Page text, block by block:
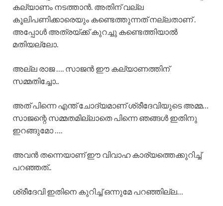
കല്യാണം നടത്താൻ. അതിന് വല്ല
കൂലിപണിക്കാരെയും കണ്ടെത്തുന്നത് നല്ലതാണ് .
അപ്പോൾ അത്രയ്ക്ക് കുറച്ചു കണ്ടെത്തിയാൽ
മതിയല്ലോ.
അല്ല രാജ …. സാജൻ ഈ കല്യാണത്തിന്
സമ്മതിച്ചോ..
അത് പിന്നെ എന്ത് ചോദ്യമാണ് ശ്രീദേവിയുടെ അമ്മ…
സാജന്റെ സമ്മതമില്ലാതെ പിന്നെ ഞങ്ങൾ ഇതിനു
ഇറങ്ങുമോ ….
അവൻ തന്നെയാണ് ഈ വിവാഹ കാര്യത്തെക്കുറിച്ച്
പറഞ്ഞത്..
ശ്രീദേവി ഇതിനെ കുറിച്ച് ഒന്നുമേ പറഞ്ഞില്ല…